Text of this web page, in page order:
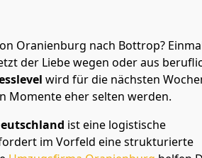
Oranienburg nach Bottrop?
der Liebe wegen oder aus
wird für die nächsten
Momente eher selten werden.
ist eine logistische
im Vorfeld eine strukturierte